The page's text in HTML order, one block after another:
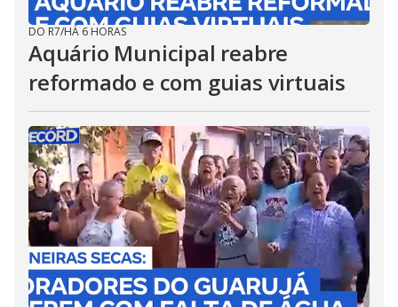
DO R7/HÁ 6 HORAS
Aquário Municipal reabre
reformado e com guias virtuais